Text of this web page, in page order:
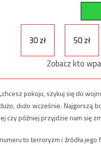
30 zł 50 zł
Zobacz kto
pokoju, szykuj się do
dużo wcześnie. Najgorszą
czy później przyjdzie nam się
to terroryzm i źródła